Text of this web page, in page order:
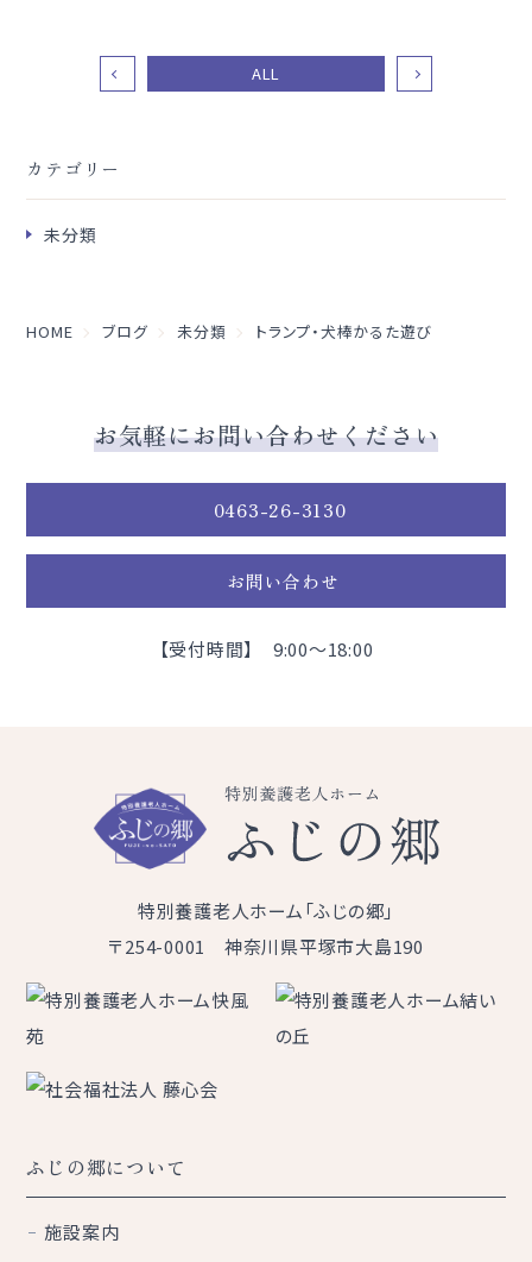
カテゴリー
未分類
ALL
HOME ブログ 未分類 トランプ・犬棒かるた遊び
お気軽にお問い合わせください
0463-26-3130
お問い合わせ
【受付時間】 9:00～18:00
特別養護老人ホーム「ふじの郷」
〒254-0001 神奈川県平塚市大島190
ふじの郷について
施設案内